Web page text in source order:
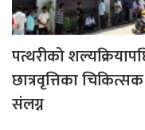
पत्थरीको
छात्रवृत्तिका
संलग्न